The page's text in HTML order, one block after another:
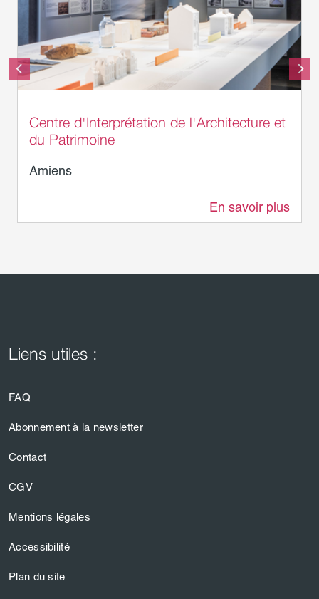
Centre d'Interprétation de l'Architecture et
du Patrimoine
Amiens
En savoir plus
Liens utiles :
FAQ
Abonnement à la newsletter
Contact
CGV
Mentions légales
Accessibilité
Plan du site